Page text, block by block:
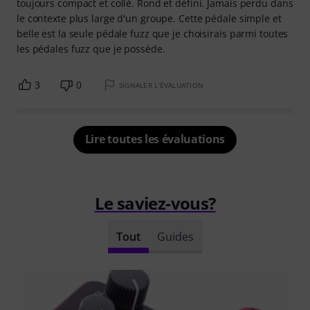
toujours compact et collé. Rond et défini. Jamais perdu dans
le contexte plus large d'un groupe. Cette pédale simple et
belle est la seule pédale fuzz que je choisirais parmi toutes
les pédales fuzz que je possède.
3 0 SIGNALER L'ÉVALUATION
Lire toutes les évaluations
Le saviez-vous?
Tout Guides